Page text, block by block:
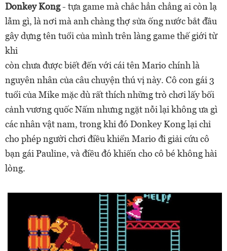
Donkey Kong- tựa game mà chắc hẳn chẳng ai còn lạ
lẫm gì, là nơi mà anh chàng thợ sửa ống nước bắt đầu
gây dựng tên tuổi của mình trên làng game thế giới từ
khi
còn chưa được biết đến với cái tên Mario chính là
nguyên nhân của câu chuyện thú vị này. Cô con gái 3
tuổi của Mike mặc dù rất thích những trò chơi lấy bối
cảnh vương quốc Nấm nhưng ngặt nỗi lại không ưa gì
các nhân vật nam, trong khi đó Donkey Kong lại chỉ
cho phép người chơi điều khiển Mario đi giải cứu cô
bạn gái Pauline, và điều đó khiến cho cô bé không hài
lòng.